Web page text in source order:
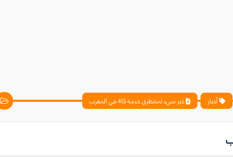
أخبار خبر سيء لمنتظري خدمة 4G في المغرب